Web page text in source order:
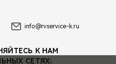
info@rvservice-k.ru
К НАМ
СЕТЯХ: